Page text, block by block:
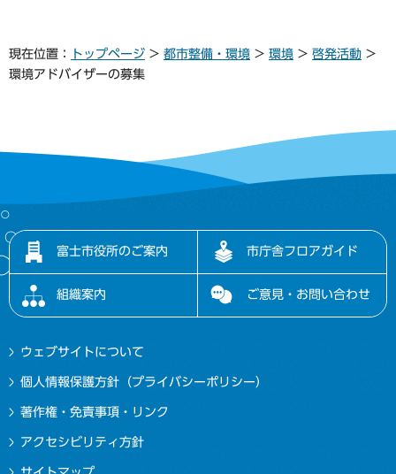
現在位置： トップページ > 都市整備・環境 > 環境 > 啓発活動 >
環境アドバイザーの募集
富士市役所のご案内 市庁舎フロアガイド
組織案内 ご意見・お問い合わせ
ウェブサイトについて
個人情報保護方針（プライバシーポリシー）
著作権・免責事項・リンク
アクセシビリティ方針